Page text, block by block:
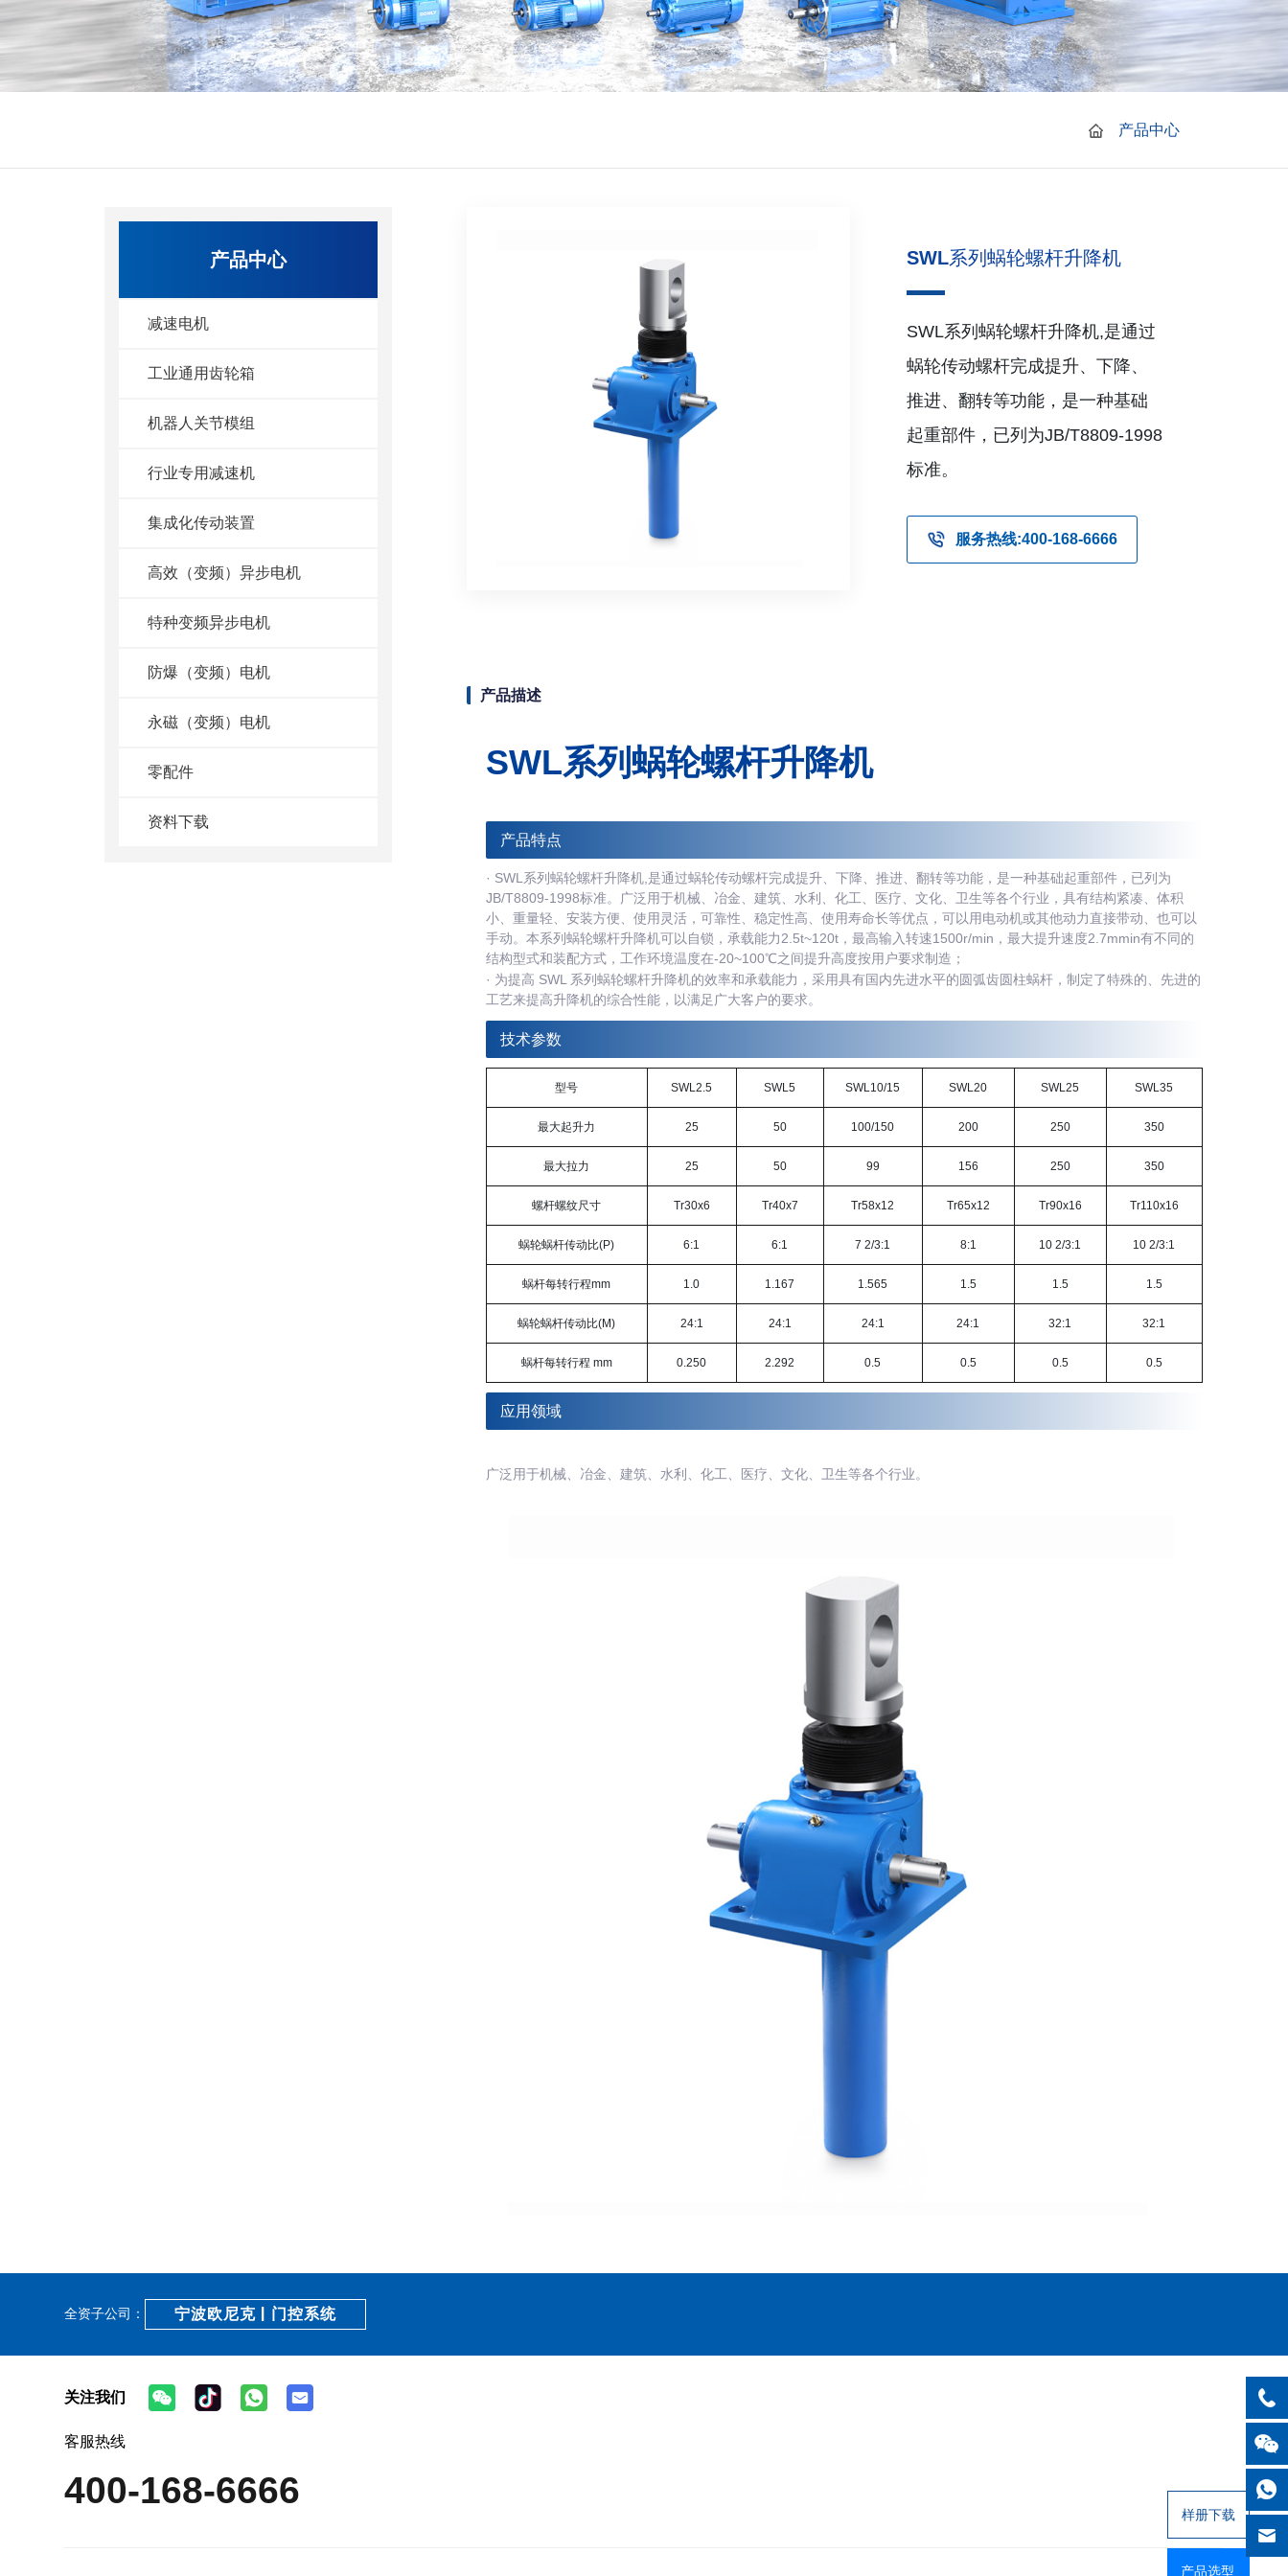
产品中心
产品中心
减速电机
工业通用齿轮箱
机器人关节模组
行业专用减速机
集成化传动装置
高效（变频）异步电机
特种变频异步电机
防爆（变频）电机
永磁（变频）电机
零配件
资料下载
SWL系列蜗轮螺杆升降机
SWL系列蜗轮螺杆升降机,是通过
蜗轮传动螺杆完成提升、下降、
推进、翻转等功能，是一种基础
起重部件，已列为JB/T8809-1998
标准。
服务热线:400-168-6666
产品描述
SWL系列蜗轮螺杆升降机
产品特点
· SWL系列蜗轮螺杆升降机,是通过蜗轮传动螺杆完成提升、下降、推进、翻转等功能，是一种基础起重部件，已列为
JB/T8809-1998标准。广泛用于机械、冶金、建筑、水利、化工、医疗、文化、卫生等各个行业，具有结构紧凑、体积
小、重量轻、安装方便、使用灵活，可靠性、稳定性高、使用寿命长等优点，可以用电动机或其他动力直接带动、也可以
手动。本系列蜗轮螺杆升降机可以自锁，承载能力2.5t~120t，最高输入转速1500r/min，最大提升速度2.7mmin有不同的
结构型式和装配方式，工作环境温度在-20~100℃之间提升高度按用户要求制造；
· 为提高 SWL 系列蜗轮螺杆升降机的效率和承载能力，采用具有国内先进水平的圆弧齿圆柱蜗杆，制定了特殊的、先进的
工艺来提高升降机的综合性能，以满足广大客户的要求。
技术参数
型号 SWL2.5 SWL5 SWL10/15 SWL20 SWL25 SWL35
最大起升力 25 50 100/150 200 250 350
最大拉力 25 50 99 156 250 350
螺杆螺纹尺寸 Tr30x6 Tr40x7 Tr58x12 Tr65x12 Tr90x16 Tr110x16
蜗轮蜗杆传动比(P) 6:1 6:1 7 2/3:1 8:1 10 2/3:1 10 2/3:1
蜗杆每转行程mm 1.0 1.167 1.565 1.5 1.5 1.5
蜗轮蜗杆传动比(M) 24:1 24:1 24:1 24:1 32:1 32:1
蜗杆每转行程 mm 0.250 2.292 0.5 0.5 0.5 0.5
应用领域
广泛用于机械、冶金、建筑、水利、化工、医疗、文化、卫生等各个行业。
样册下载
产品选型
全资子公司： 宁波欧尼克 | 门控系统
关注我们
客服热线
400-168-6666